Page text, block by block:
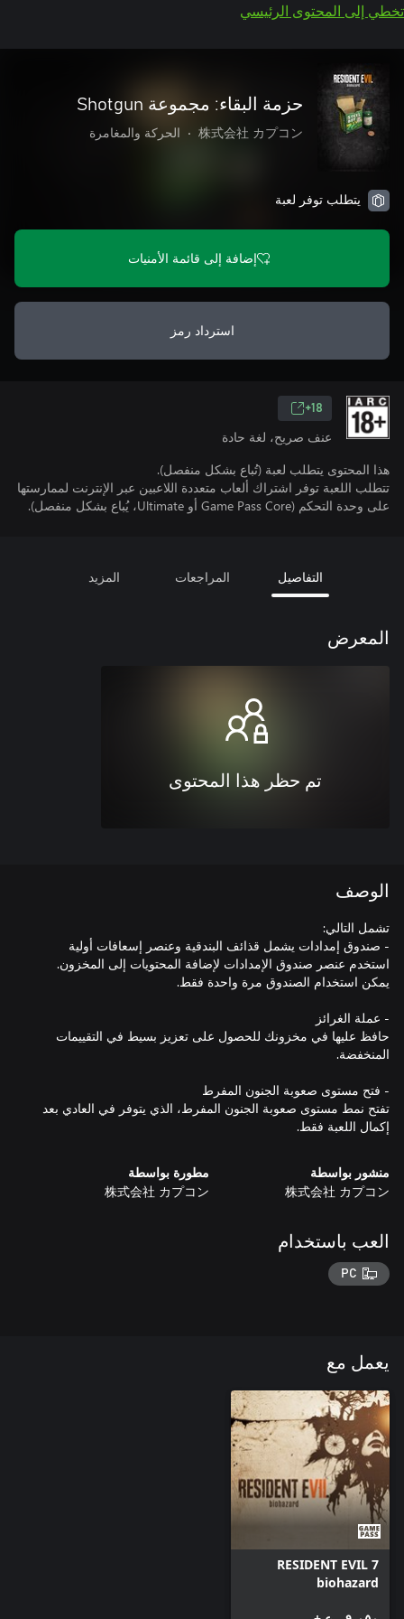
تخطي إلى المحتوى الرئيسي
حزمة البقاء: مجموعة Shotgun
株式会社 カプコン
• الحركة والمغامرة
يتطلب توفر لعبة
إضافة إلى قائمة الأمنيات
استرداد رمز
18+
عنف صريح، لغة حادة
هذا المحتوى يتطلب لعبة (تُباع بشكل منفصل).
تتطلب اللعبة توفر اشتراك ألعاب متعددة اللاعبين عبر الإنترنت لممارستها
على وحدة التحكم (Game Pass Core أو Ultimate، يُباع بشكل منفصل).
التفاصيل المراجعات المزيد
المعرض
تم حظر هذا المحتوى
الوصف
حافظ عليها في مخزونك للحصول على تعزيز بسيط في التقييمات
تفتح نمط مستوى صعوبة الجنون المفرط، الذي يتوفر في العادي بعد
إكمال اللعبة فقط.
منشور بواسطة
株式会社 カプコン
مطورة بواسطة
株式会社 カプコン
العب باستخدام
PC
يعمل مع
RESIDENT EVIL 7
biohazard